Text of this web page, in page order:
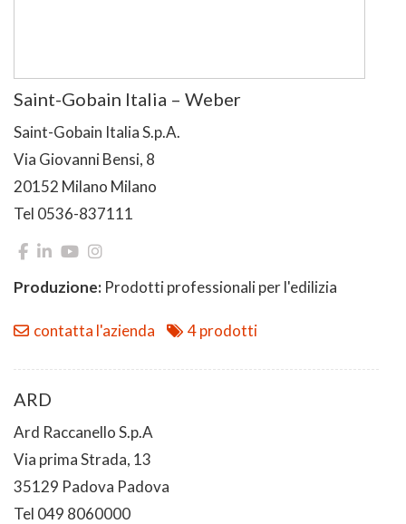
Saint-Gobain Italia – Weber
Saint-Gobain Italia S.p.A.
Via Giovanni Bensi, 8
20152 Milano Milano
Tel 0536-837111
Produzione: Prodotti professionali per l'edilizia
contatta l'azienda 4 prodotti
ARD
Ard Raccanello S.p.A
Via prima Strada, 13
35129 Padova Padova
Tel 049 8060000